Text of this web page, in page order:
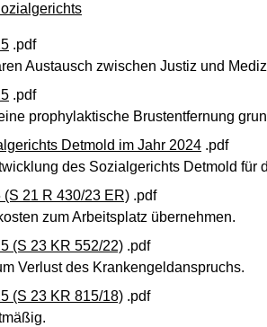
.pdf
Austausch zwischen Justiz und
.pdf
prophylaktische Brustentfernung
Detmold im Jahr 2024 .pdf
des Sozialgerichts Detmold für
21 R 430/23 ER) .pdf
zum Arbeitsplatz übernehmen.
(S 23 KR 552/22) .pdf
Verlust des Krankengeldanspruchs.
(S 23 KR 815/18) .pdf